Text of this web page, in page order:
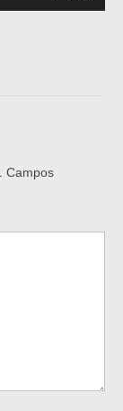
Campos